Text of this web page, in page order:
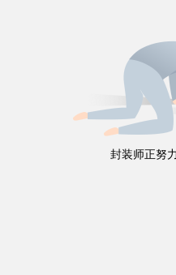
封装师正努